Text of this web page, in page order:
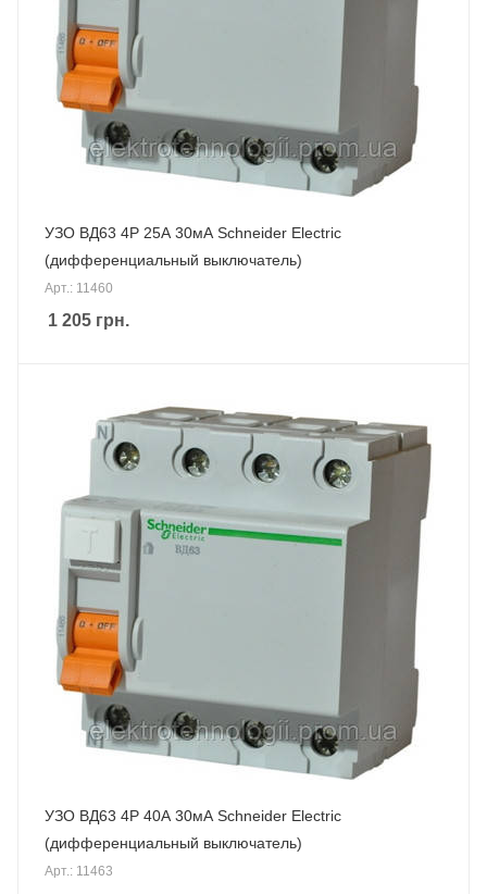
УЗО ВД63 4P 25А 30мА Schneider Electric
(дифференциальный выключатель)
Арт.: 11460
1 205 грн.
УЗО ВД63 4P 40А 30мА Schneider Electric
(дифференциальный выключатель)
Арт.: 11463